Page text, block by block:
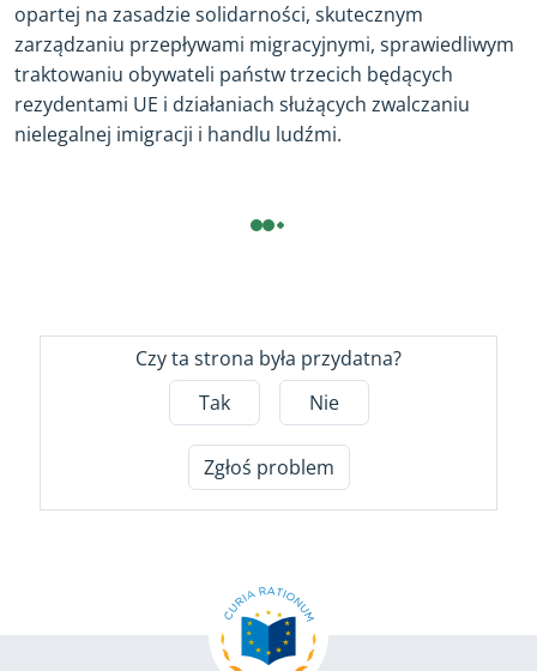
opartej na zasadzie solidarności, skutecznym
zarządzaniu przepływami migracyjnymi, sprawiedliwym
traktowaniu obywateli państw trzecich będących
rezydentami UE i działaniach służących zwalczaniu
nielegalnej imigracji i handlu ludźmi.
Czy ta strona była przydatna?
Tak
Nie
Zgłoś problem